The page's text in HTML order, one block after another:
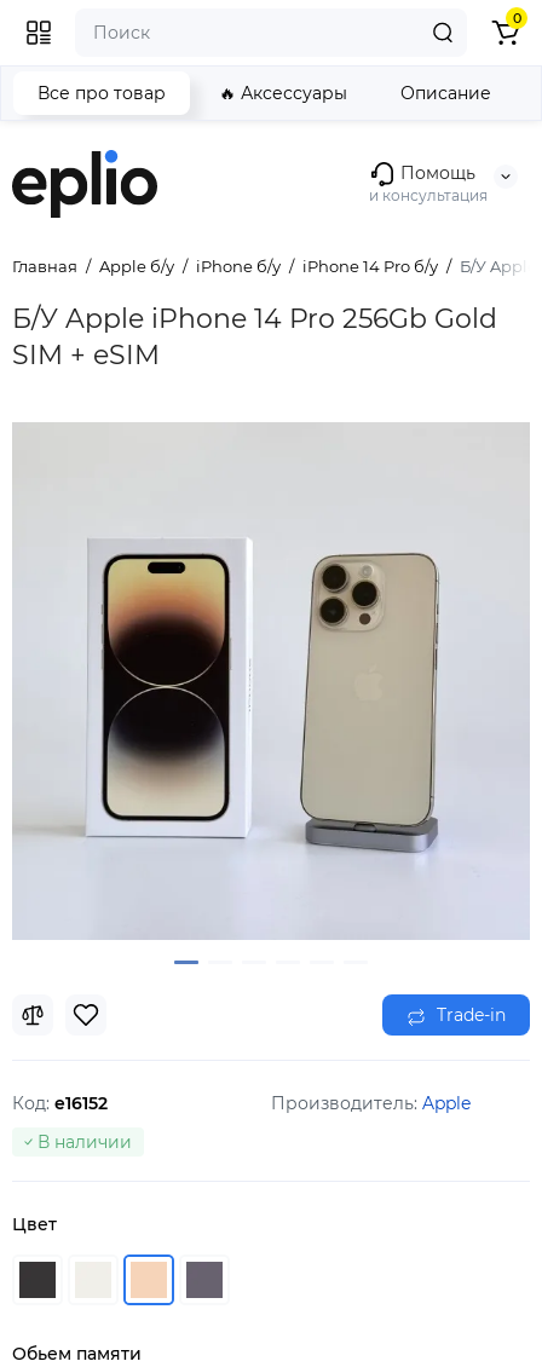
Помощь
и консультация
0
Главная Apple б/у iPhone б/у iPhone 14 Pro б/у Б/У Apple
Б/У Apple iPhone 14 Pro 256Gb Gold
SIM + eSIM
Все про товар 🔥 Аксессуары Описание
Trade-in
Код: e16152 Производитель: Apple
В наличии
Цвет
Обьем памяти